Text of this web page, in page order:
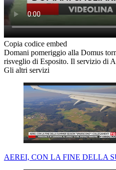
Copia codice embed
Domani pomeriggio alla Domus
risveglio di Esposito. Il servizio di
Gli altri servizi
AEREI, CON LA FINE DELLA